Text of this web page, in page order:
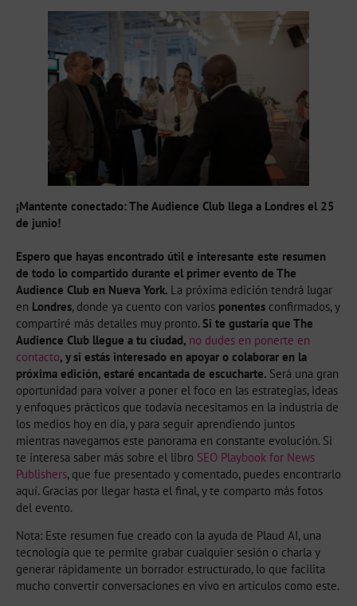
¡Mantente conectado: The Audience Club llega a Londres el 25
de junio!
Espero que hayas encontrado útil e interesante este resumen
de todo lo compartido durante el primer evento de The
Audience Club en Nueva York. La próxima edición tendrá lugar
en Londres, donde ya cuento con varios ponentes confirmados, y
compartiré más detalles muy pronto. Si te gustaría que The
Audience Club llegue a tu ciudad, no dudes en ponerte en
contacto, y si estás interesado en apoyar o colaborar en la
próxima edición, estaré encantada de escucharte. Será una gran
oportunidad para volver a poner el foco en las estrategias, ideas
y enfoques prácticos que todavía necesitamos en la industria de
los medios hoy en día, y para seguir aprendiendo juntos
mientras navegamos este panorama en constante evolución. Si
te interesa saber más sobre el libro SEO Playbook for News
Publishers, que fue presentado y comentado, puedes encontrarlo
aquí. Gracias por llegar hasta el final, y te comparto más fotos
del evento.
Nota: Este resumen fue creado con la ayuda de Plaud AI, una
tecnología que te permite grabar cualquier sesión o charla y
generar rápidamente un borrador estructurado, lo que facilita
mucho convertir conversaciones en vivo en artículos como este.